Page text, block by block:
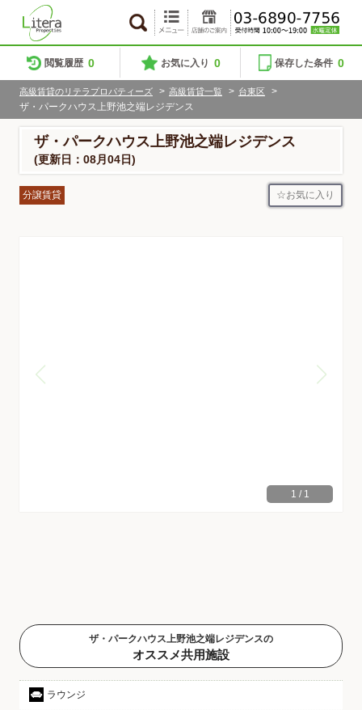
閲覧履歴 0 お気に入り 0 保存した条件 0
高級賃貸のリテラプロパティーズ > 高級賃貸一覧 > 台東区
>
ザ・パークハウス上野池之端レジデンス
ザ・パークハウス上野池之端レジデンス
(更新日：08月04日)
分譲賃貸 お気に入り
1 / 1
ザ・パークハウス上野池之端レジデンスの
オススメ共用施設
ラウンジ